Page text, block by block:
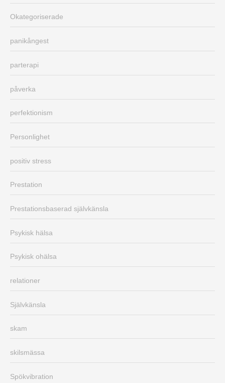
Okategoriserade
panikångest
parterapi
påverka
perfektionism
Personlighet
positiv stress
Prestation
Prestationsbaserad självkänsla
Psykisk hälsa
Psykisk ohälsa
relationer
Självkänsla
skam
skilsmässa
Spökvibration